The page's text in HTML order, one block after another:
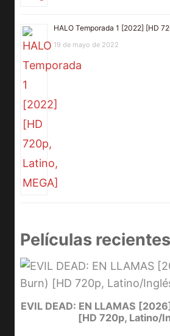
HALO Temporada 1 [2022] [HD
19 de mayo de 2022
Películas recientes
EVIL DEAD: EN LLAMAS
[HD 720p, Latino/